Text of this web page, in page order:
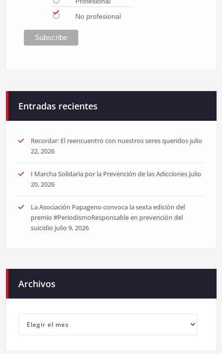
No profesional
Entradas recientes
Recordar: El reencuentro con nuestros seres queridos julio
22, 2026
I Marcha Solidaria por la Prevención de las Adicciones julio
20, 2026
La Asociación Papageno convoca la sexta edición del
premio #PeriodismoResponsable en prevención del
suicidio julio 9, 2026
Archivos